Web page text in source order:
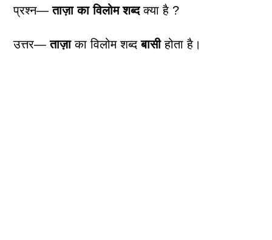
प्रश्न—ताज़ा का विलोम शब्दक्या है ?
उत्तर—ताज़ाका विलोम शब्दबासीहोता है।